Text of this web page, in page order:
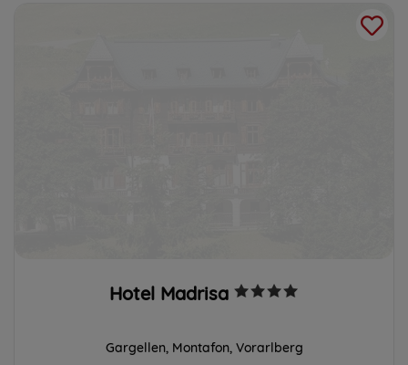
Hotel Madrisa
Gargellen, Montafon, Vorarlberg